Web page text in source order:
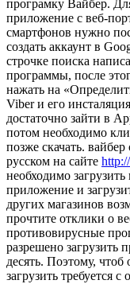
програмку Вайбер.
приложение с веб-
смартфонов нужно
создать аккаунт в
строчке поиска
программы, после
нажать на
Viber и его
достаточно зайти в
потом необходимо
позже скачать.
русском на сайте
необходимо
приложение и
других магазинов
прочтите отклики о
противовирусные
разрешено загрузить
десять. Поэтому, чтоб
загрузить требуется